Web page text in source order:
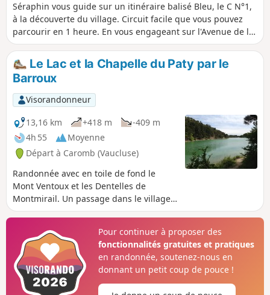
Séraphin vous guide sur un itinéraire balisé Bleu, le C N°1,
à la découverte du village. Circuit facile que vous pouvez
parcourir en 1 heure. En vous engageant sur l'Avenue de la
Baisse, aux feux tricolores, jetez un coup d'oeil à la rosace
de l'église Saint Maurice. Plus loin, faites attention en
traversant la Malagrone... Il fut un temps où elle sortait de
son lit. Actuellement le cours d'eau est hélas à sec.
Le Lac et la Chapelle du Paty par le
Barroux
Visorandonneur
13,16 km
+418 m
-409 m
4h 55
Moyenne
Départ à Caromb (Vaucluse)
Randonnée avec en toile de fond le
Mont Ventoux et les Dentelles de
Montmirail. Un passage dans le village
du Barroux permet d'admirer le château
parcours passe par le Lac du Paty et sa
chapelle éponyme.
Pour continuer à proposer des
fonctionnalités gratuites et pratiques
en randonnée, soutenez-nous en
donnant un petit coup de pouce !